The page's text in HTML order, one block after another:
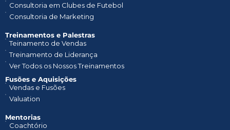
Consultoria em Clubes de Futebol
Consultoria de Marketing
Treinamentos e Palestras​
Teinamento de Vendas
Treinamento de Liderança
Ver Todos os Nossos Treinamentos
Fusões e Aquisições
Vendas e Fusões
Valuation
Mentorias
Coachtório